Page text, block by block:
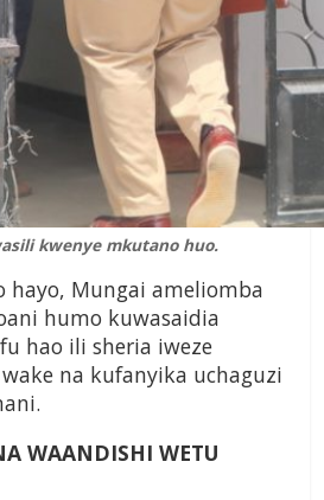
kwenye mkutano huo.
Mungai ameliomba
humo kuwasaidia
hao ili sheria iweze
na kufanyika uchaguzi
WAANDISHI WETU